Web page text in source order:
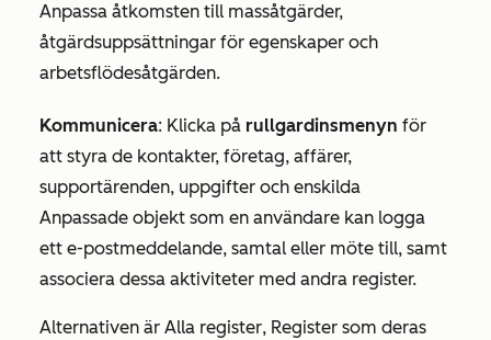
Anpassa åtkomsten till massåtgärder,
åtgärdsuppsättningar för egenskaper och
arbetsflödesåtgärden.
Kommunicera: Klicka på rullgardinsmenyn för
att styra de kontakter, företag, affärer,
supportärenden, uppgifter och enskilda
Anpassade objekt som en användare kan logga
ett e-postmeddelande, samtal eller möte till, samt
associera dessa aktiviteter med andra register.
Alternativen är Alla register, Register som deras